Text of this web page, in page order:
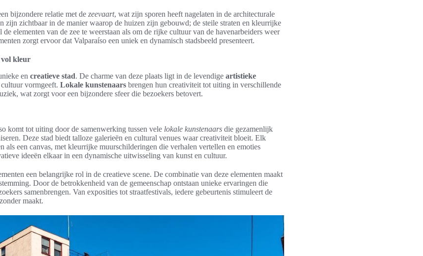
bijzondere relatie met de zeevaart, wat zijn sporen heeft nagelaten in de architecturale
zijn zichtbaar in de manier waarop de huizen zijn gebouwd; de steile straten en kleurrijke
elementen van de zee te weerstaan als om de rijke cultuur van de havenarbeiders weer
zorgt ervoor dat Valparaíso een uniek en dynamisch stadsbeeld presenteert.
vol kleur
en creatieve stad. De charme van deze plaats ligt in de levendige artistieke
vormgeeft. Lokale kunstenaars brengen hun creativiteit tot uiting in verschillende
wat zorgt voor een bijzondere sfeer die bezoekers betovert.
komt tot uiting door de samenwerking tussen vele lokale kunstenaars die gezamenlijk
Deze stad biedt talloze galerieën en cultural venues waar creativiteit bloeit. Elk
als een canvas, met kleurrijke muurschilderingen die verhalen vertellen en emoties
ideeën elkaar in een dynamische uitwisseling van kunst en cultuur.
een belangrijke rol in de creatieve scene. De combinatie van deze elementen maakt
Door de betrokkenheid van de gemeenschap ontstaan unieke ervaringen die
samenbrengen. Van exposities tot straatfestivals, iedere gebeurtenis stimuleert de
maakt.